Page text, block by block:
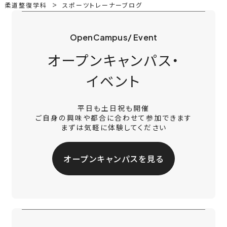
柔道整復学科
スポーツトレーナーブログ
OpenCampus/ Event
オープンキャンパス・
イベント
平日も土日祝も開催
ご自身の興味や都合に合わせて参加できます
まずは気軽に体験してください
オープンキャンパスを見る